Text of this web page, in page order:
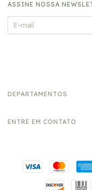
ASSINE NOSSA
DEPARTAMENTOS
ENTRE EM CONTATO